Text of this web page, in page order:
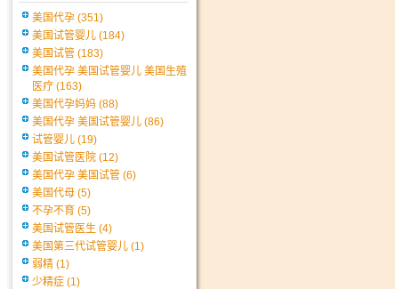
美国代孕 (351)
美国试管婴儿 (184)
美国试管 (183)
美国代孕 美国试管婴儿 美国生殖
医疗 (163)
美国代孕妈妈 (88)
美国代孕 美国试管婴儿 (86)
试管婴儿 (19)
美国试管医院 (12)
美国代孕 美国试管 (6)
美国代母 (5)
不孕不育 (5)
美国试管医生 (4)
美国第三代试管婴儿 (1)
弱精 (1)
少精症 (1)